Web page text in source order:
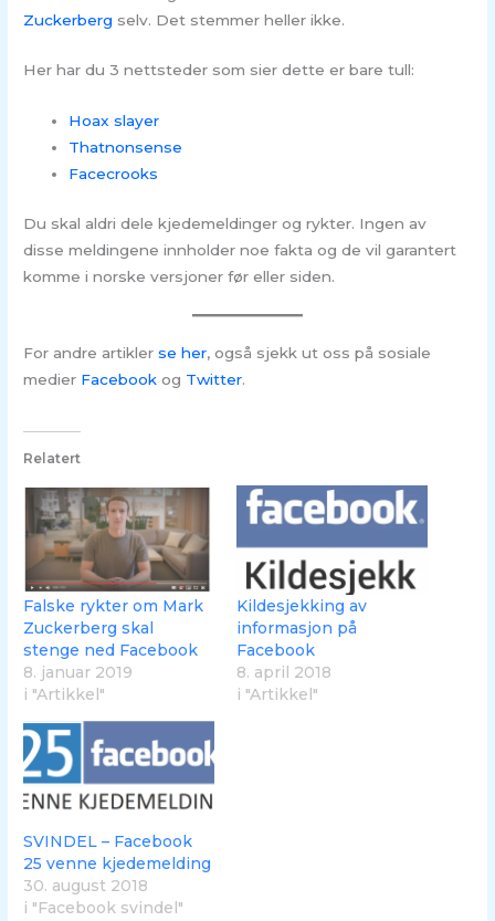
Zuckerberg selv. Det stemmer heller ikke.
Her har du 3 nettsteder som sier dette er bare tull:
Hoax slayer
Thatnonsense
Facecrooks
Du skal aldri dele kjedemeldinger og rykter. Ingen av
disse meldingene innholder noe fakta og de vil garantert
komme i norske versjoner før eller siden.
For andre artiklerse her, også sjekk ut oss på sosiale
medier Facebookog Twitter.
Relatert
Falske rykter om Mark
Zuckerberg skal
stenge ned Facebook
8. januar 2019
i "Artikkel"
Kildesjekking av
informasjon på
Facebook
8. april 2018
i "Artikkel"
SVINDEL – Facebook
25 venne kjedemelding
30. august 2018
i "Facebook svindel"